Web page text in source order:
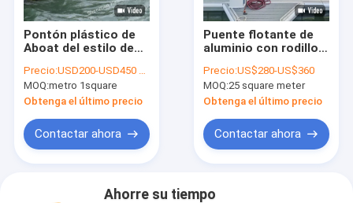
Pontón plástico de
Aboat del estilo de
de aluminio
modernos de los
diques flotantes
Precio:USD200-USD450 per square meter
MOQ:metro 1square
Obtenga el último precio
Contactar ahora
Puente flotante de
aluminio con rodillos
bloques de goma
Rampas de aluminio
Puente flotante de
Precio:US$280-US$360
MOQ:25 square meter
Obtenga el último precio
Contactar ahora
Ahorre su tiempo